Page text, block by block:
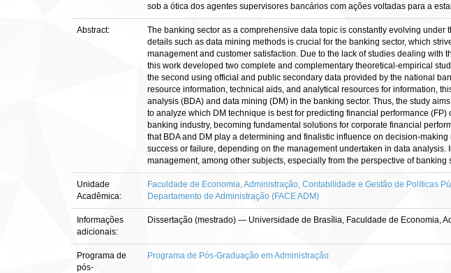
sob a ótica dos agentes supervisores bancários com ações voltadas para a
Abstract:
The banking sector as a comprehensive data topic is constantly evolving
details such as data mining methods is crucial for the banking sector, which
management and customer satisfaction. Due to the lack of studies dealing
this work developed two complete and complementary theoretical-empirical
the second using official and public secondary data provided by the national
resource information, technical aids, and analytical resources for information,
analysis (BDA) and data mining (DM) in the banking sector. Thus, the study
to analyze which DM technique is best for predicting financial performance
banking industry, becoming fundamental solutions for corporate financial
that BDA and DM play a determining and finalistic influence on decision-
success or failure, depending on the management undertaken in data
management, among other subjects, especially from the perspective of
Unidade
Acadêmica:
Faculdade de Economia, Administração, Contabilidade e Gestão de Políticas
Departamento de Administração (FACE ADM)
Informações
adicionais:
Dissertação (mestrado) — Universidade de Brasília, Faculdade de Economia,
Programa de
pós-
Programa de Pós-Graduação em Administração